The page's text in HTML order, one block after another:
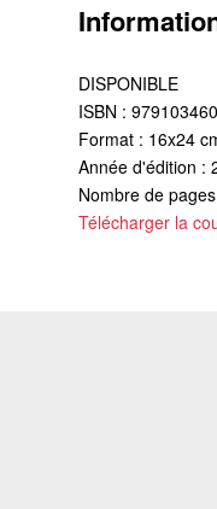
DISPONIBLE
ISBN :
Format : 16x24
Année d'édition :
Nombre de
Télécharger la